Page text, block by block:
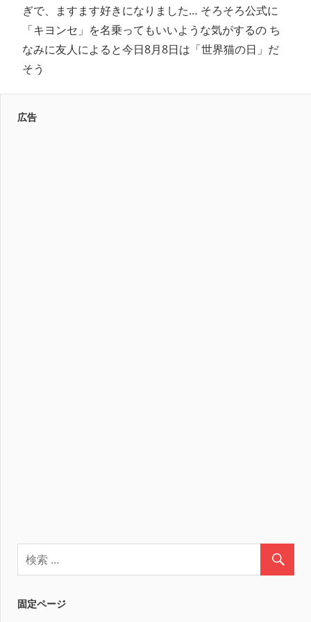
ぎで、ますます好きになりました… そろそろ公式に
「キヨンセ」を名乗ってもいいような気がするの ち
なみに友人によると今日8月8日は「世界猫の日」だ
そう
広告
固定ページ